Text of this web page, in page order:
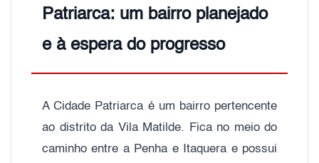
Patriarca: um bairro planejado
e à espera do progresso
A Cidade Patriarca é um bairro pertencente
ao distrito da Vila Matilde. Fica no meio do
caminho entre a Penha e Itaquera e possui